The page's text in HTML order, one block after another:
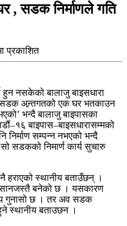
, सडक निर्माणले गति
प्रकाशित
हुन नसकेको बालाजु बाइसधारा
अन्र्तगतको एक घर भतकाउन
भन्दै बालाजु बाइपासका
बाइपास–बाइसधारासम्मको
सम्पन्न नभएको भन्दै
सडकको निमार्ण कार्य सुचारु
हराएको स्थानीय बताउँछन् ।
बनेको छ । यसकारण
गुनासो छ । तर अव सडक
स्थानीय बताउछन ।